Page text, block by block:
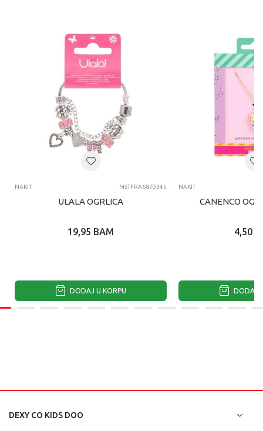
NAKIT MSTFRA6870345
ULALA OGRLICA
19,95 BAM
DODAJ U KORPU
NAKIT
CANENCO
4,50
DODAJ
DEXY CO KIDS DOO